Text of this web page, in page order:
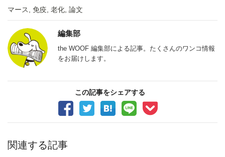
マース 免疫 老化 論文
編集部
the WOOF 編集部による記事。たくさんのワンコ情報
をお届けします。
この記事をシェアする
関連する記事